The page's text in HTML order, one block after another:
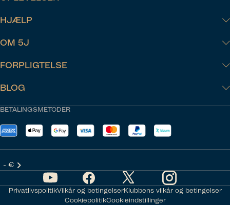
BETALINGSMETODER
- €
HJÆLP
OM 5J
FORPLIGTELSE
BLOG
PrivatlivspolitikVilkår og betingelserKlubbens vilkår og betingelser
CookiepolitikCookieindstillinger